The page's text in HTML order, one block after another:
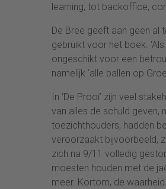
learning, tot backoffice,
De Bree geeft aan geen al
gebruikt voor het boek.
ongeschikt voor een
namelijk ‘alle ballen op
In ‘De Prooi’ zijn veel
van alles de schuld geven,
toezichthouders, hadden
veroorzaakt bijvoorbeeld,
zich na 9/11 volledig
moesten houden met de
meer. Kortom, de waarheid